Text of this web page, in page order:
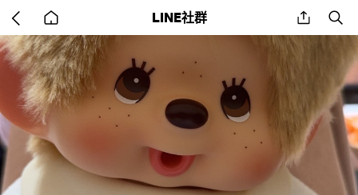
back
to
home
LINE社群 share